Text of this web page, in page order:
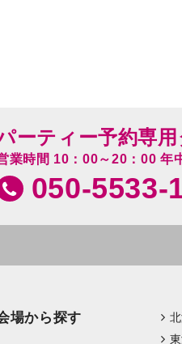
ーティー予約専
業時間 10：00～20：00 年
050-5533-
場から探す